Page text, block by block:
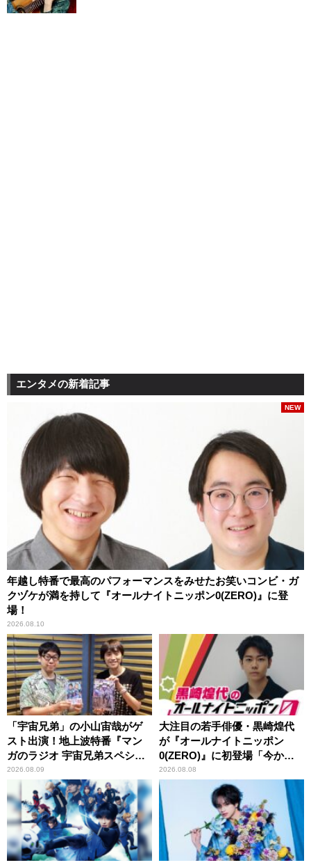
エンタメの新着記事
年越し特番で最高のパフォーマンスをみせたお笑いコンビ・ガ
クヅケが満を持して『オールナイトニッポン0(ZERO)』に登
場！
2026.08.10
NEW
「宇宙兄弟」の小山宙哉がゲ
スト出演！地上波特番『マン
ガのラジオ 宇宙兄弟スペシャ
ル 』
2026.08.09
大注目の若手俳優・黒崎煌代
が『オールナイトニッポン
0(ZERO)』に初登場「今から
とてもワクワクしておりま
す！」
2026.08.08